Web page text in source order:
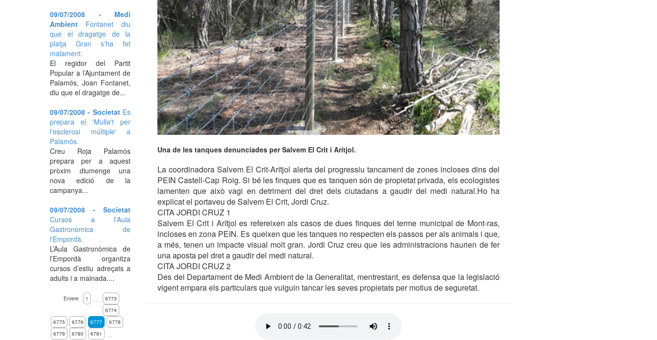
Una de les tanques denunciades per Salvem El Crit i Arítjol.
La coordinadora Salvem El Crit-Arítjol alerta del progressiu tancament de zones incloses dins del
PEIN Castell-Cap Roig. Si bé les finques que es tanquen són de propietat privada, els ecologistes
lamenten que això vagi en detriment del dret dels ciutadans a gaudir del medi natural.Ho ha
explicat el portaveu de Salvem El Crit, Jordi Cruz.
CITA JORDI CRUZ 1
Salvem El Crit i Arítjol es refereixen als casos de dues finques del terme municipal de Mont-ras,
incloses en zona PEIN. Es queixen que les tanques no respecten els passos per als animals i que,
a més, tenen un impacte visual molt gran. Jordi Cruz creu que les administracions haurien de fer
una aposta pel dret a gaudir del medi natural.
CITA JORDI CRUZ 2
Des del Departament de Medi Ambient de la Generalitat, mentrestant, es defensa que la legislació
vigent empara els particulars que vulguin tancar les seves propietats per motius de seguretat.
09/07/2008 - Medi
Ambient Fontanet diu
que el dragatge de la
platja Gran s'ha fet
malament.
El regidor del Partit
Popular a l’Ajuntament de
Palamós, Joan Fontanet,
diu que el dragatge de...
09/07/2008 - Societat Es
prepara el 'Mulla't per
l'esclerosi múltiple' a
Palamós.
Creu Roja Palamós
prepara per a aquest
pròxim diumenge una
nova edició de la
campanya...
09/07/2008 - Societat
Cursos a l'Aula
Gastronòmica de
l'Empordà.
L’Aula Gastronòmica de
l’Empordà organitza
cursos d’estiu adreçats a
adults i a mainada....
Enrere 1 …
6773
6774
6775
6776 6777
6778
6779
6780 6781 …